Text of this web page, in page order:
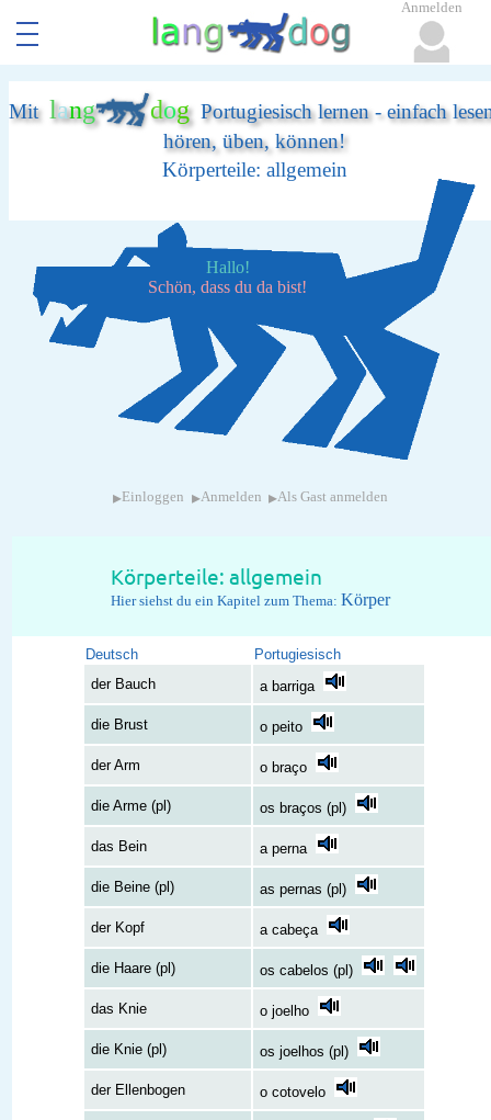
Mit lang dogPortugiesisch lernen - einfach
hören, üben, können!
Körperteile: allgemein
Hallo!
Schön, dass du da bist!
▸ Einloggen ▸Anmelden ▸Als Gast anmelden
Körperteile: allgemein
Hier siehst du ein Kapitel zum Thema: Körper
Deutsch
Portugiesisch
der Bauch
a barriga
die Brust o peito
der Arm o braço
die Arme (pl) os braços (pl)
das Bein a perna
die Beine (pl) as pernas (pl)
der Kopf a cabeça
die Haare (pl) os cabelos (pl)
das Knie o joelho
die Knie (pl) os joelhos (pl)
der Ellenbogen o cotovelo
Anmelden